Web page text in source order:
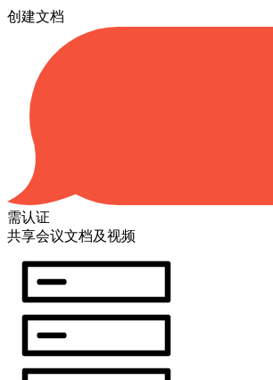
创建文档
需认证
共享会议文档及视频